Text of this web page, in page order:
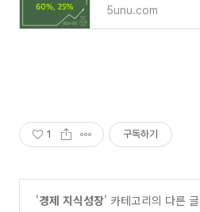
5unu.com
1 구독하기
'경제 지식성장' 카테고리의 다른 글